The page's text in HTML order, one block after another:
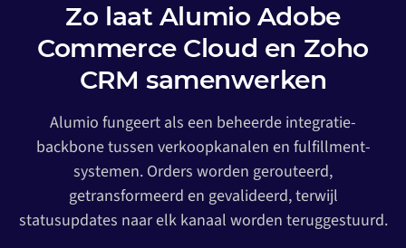
Zo laat Alumio Adobe
Commerce Cloud en Zoho
CRM samenwerken
Alumio fungeert als een beheerde integratie-
backbone tussen verkoopkanalen en fulfillment-
systemen. Orders worden gerouteerd,
getransformeerd en gevalideerd, terwijl
statusupdates naar elk kanaal worden teruggestuurd.